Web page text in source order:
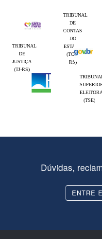
TRIBUNAL
DE
CONTAS
DO
ESTADO
(TCE-
RS)
TRIBUNAL
DE
JUSTIÇA
(TJ-RS)
(TSE)
Dúvidas,
ENTRE